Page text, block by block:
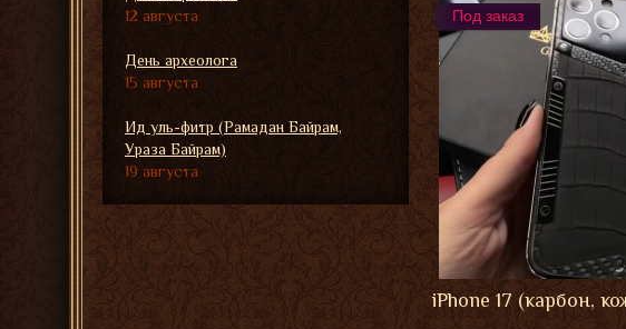
Под заказ
iPhone 17 (карбон,
12 августа
День археолога
15 августа
Ид уль-фитр (Рамадан Байрам,
Ураза Байрам)
19 августа